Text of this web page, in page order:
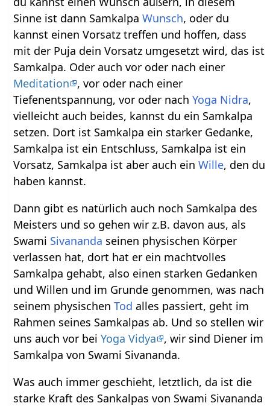
Sinne ist dann SamkalpaWunsch, oder du
kannst einen Vorsatz treffen und hoffen, dass
mit der Puja dein Vorsatz umgesetzt wird, das ist
Samkalpa. Oder auch vor oder nach einer
Meditation
, vor oder nach einer
Tiefenentspannung, vor oder nachYoga Nidra,
vielleicht auch beides, kannst du ein Samkalpa
setzen. Dort ist Samkalpa ein starker Gedanke,
Samkalpa ist ein Entschluss, Samkalpa ist ein
Vorsatz, Samkalpa ist aber auch einWille, den du
haben kannst.
Dann gibt es natürlich auch noch Samkalpa des
Meisters und so gehen wir z.B. davon aus, als
Swami Sivananda seinen physischen Körper
verlassen hat, dort hat er ein machtvolles
Samkalpa gehabt, also einen starken Gedanken
und Willen und im Grunde genommen, was nach
seinem physischenTod alles passiert, geht im
Rahmen seines Samkalpas ab. Und so stellen wir
uns auch vor beiYoga Vidya
, wir sind Diener im
Samkalpa von Swami Sivananda.
Was auch immer geschieht, letztlich, da ist die
starke Kraft des Sankalpas von Swami Sivananda